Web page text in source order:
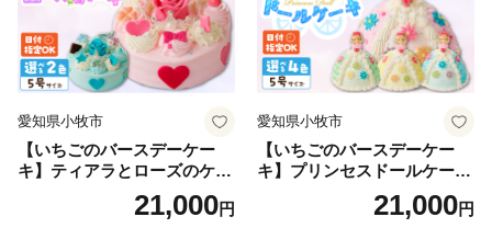
愛知県小牧市
【いちごのバースデーケー
キ】ティアラとローズのケー
キ スイーツ デザート 洋菓
子 お取り寄せ 愛知県 小牧市
21,000円
愛知県小牧市
【いちごのバースデーケー
キ】プリンセスドールケーキ
日時指定可 スイーツ デザー
ト 洋菓子 お取り寄せ 愛知県
21,000円